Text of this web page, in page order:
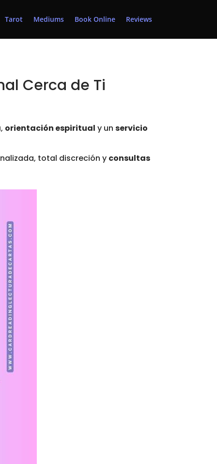
Tarot Mediums Book Online Reviews
Cerca de Ti
, orientación espiritual y unservicio
total discreción y consultas